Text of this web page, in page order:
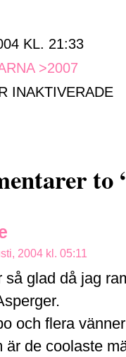
KL. 21:33
>2007
INAKTIVERADE
2004 kl. 05:11
så glad då jag
och flera
är de coolaste